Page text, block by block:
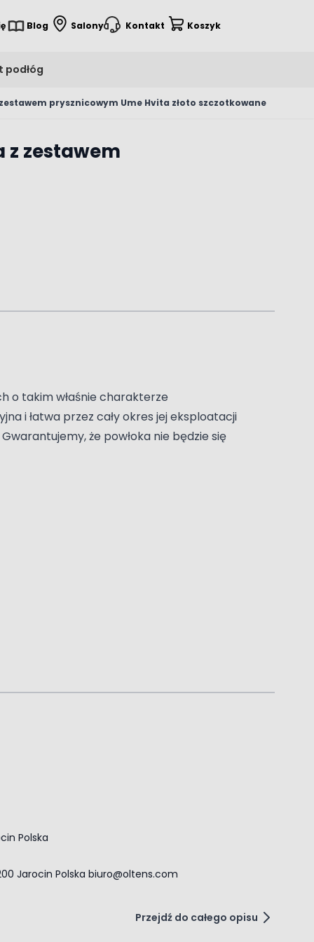
Blog Salony Kontakt Koszyk
podłóg
prysznicowym Ume Hvita złoto szczotkowane
zestawem
o takim właśnie charakterze
i łatwa przez cały okres jej eksploatacji
że powłoka nie będzie się
Polska
Jarocin Polska biuro@oltens.com
Przejdź do całego opisu